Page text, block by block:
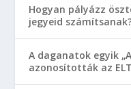
Hogyan pályázz
jegyeid
A daganatok egyik
azonosították az